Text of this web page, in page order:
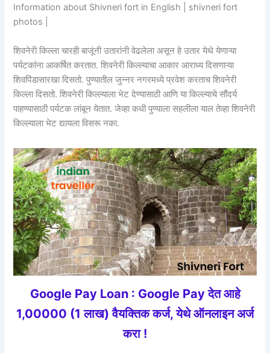
Information about Shivneri fort in English | shivneri fort
photos |
शिवनेरी किल्ला चारही बाजूंनी उतारांनी वेढलेला असून हे उतार येथे येणाऱ्या
पर्यटकांना आकर्षित करतात. शिवनेरी किल्ल्याचा आकार आराध्य दिसणाऱ्या
शिवपिंडासारखा दिसतो. पुण्यातील जुन्नर नगरमध्ये प्रवेश करताच शिवनेरी
किल्ला दिसतो. शिवनेरी किल्ल्याला भेट देण्यासाठी आणि या किल्ल्याचे सौंदर्य
पाहण्यासाठी पर्यटक लांबून येतात. जेव्हा कधी पुण्याला सहलीला याल तेव्हा शिवनेरी
किल्ल्याला भेट द्यायला विसरू नका.
Google Pay Loan : Google Pay देत आहे
1,00000 (1 लाख) वैयक्तिक कर्ज, येथे ऑनलाइन अर्ज
करा !